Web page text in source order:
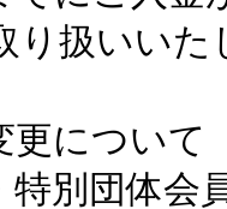
り扱いい
について
別団体会